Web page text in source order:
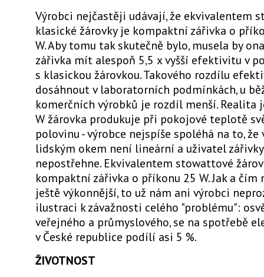
Výrobci nejčastěji udávají, že ekvivalentem
klasické žárovky je kompaktní zářivka o
W. Aby tomu tak skutečně bylo, musela by
zářivka mít alespoň 5,5 x vyšší efektivitu v
s klasickou žárovkou. Takového rozdílu
dosáhnout v laboratorních podmínkách, u
komerčních výrobků je rozdíl menší. Realita
W žárovka produkuje při pokojové teplotě
polovinu - výrobce nejspíše spoléhá na to,
lidským okem není lineární a uživatel
nepostřehne. Ekvivalentem stowattové
kompaktní zářivka o příkonu 25 W. Jak a čím
ještě výkonnější, to už nám ani výrobci
ilustraci k závažnosti celého "problému":
veřejného a průmyslového, se na spotřebě
v České republice podílí asi 5 %.
ŽIVOTNOST